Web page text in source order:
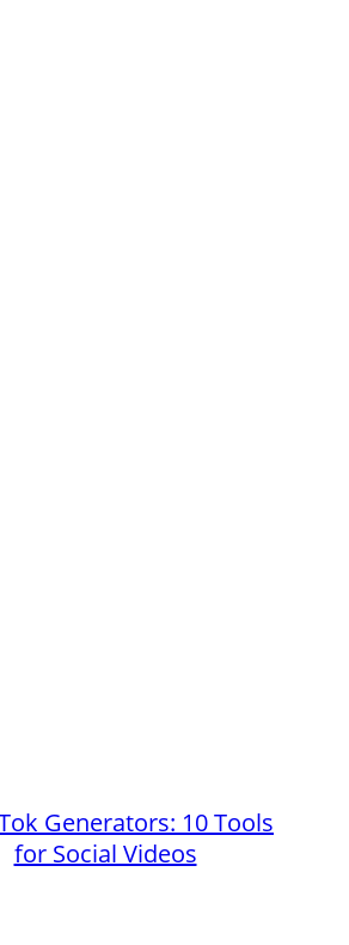
Generators: 10 Tools
for Social Videos